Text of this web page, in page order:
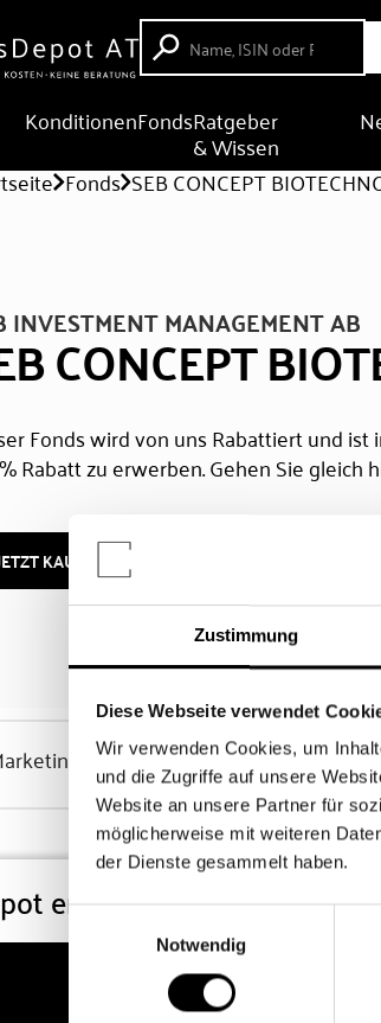
Zustimmung
Diese Webseite verwendet
Wir verwenden Cookies, um
und die Zugriffe auf unsere
Website an unsere Partner für
möglicherweise mit weiteren
der Dienste gesammelt haben.
Einwilligungsauswahl
Notwendig
KonditionenFondsRatgeber
& Wissen
Fonds SEB CONCEPT
INVESTMENT MANAGEMENT AB
CONCEPT
Fonds wird von uns Rabattiert und
Rabatt zu erwerben. Gehen Sie gleich
KAUFEN
eröffnen